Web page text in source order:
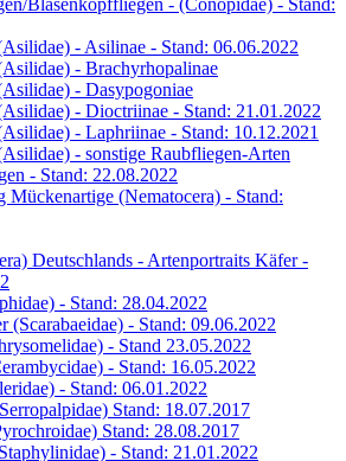
Blasenkopffliegen - (Conopidae) - Stand:
- Asilinae - Stand: 06.06.2022
- Brachyrhopalinae
- Dasypogoniae
- Dioctriinae - Stand: 21.01.2022
- Laphriinae - Stand: 10.12.2021
- sonstige Raubfliegen-Arten
- Stand: 22.08.2022
Mückenartige (Nematocera) - Stand:
Deutschlands - Artenportraits Käfer -
- Stand: 28.04.2022
(Scarabaeidae) - Stand: 09.06.2022
- Stand 23.05.2022
- Stand: 16.05.2022
- Stand: 06.01.2022
Stand: 18.07.2017
Stand: 28.08.2017
- Stand: 21.01.2022